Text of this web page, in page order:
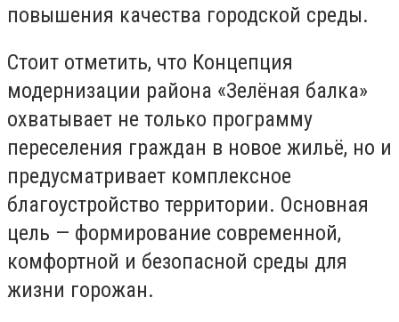
повышения качества городской среды.
Стоит отметить, что Концепция
модернизации района «Зелёная балка»
охватывает не только программу
переселения граждан в новое жильё, но и
предусматривает комплексное
благоустройство территории. Основная
цель — формирование современной,
комфортной и безопасной среды для
жизни горожан.